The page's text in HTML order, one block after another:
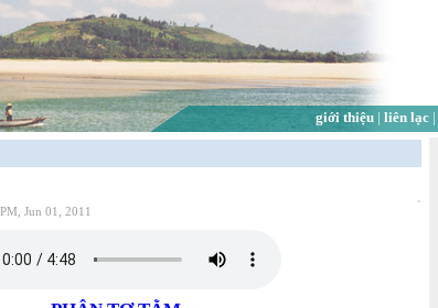
giới thiệu| liên lạc|
Jun 01, 2011